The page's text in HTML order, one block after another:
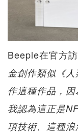
Beeple在官方訪
金創作類似《
作這種作品，
我認為這正是
項技術、這種